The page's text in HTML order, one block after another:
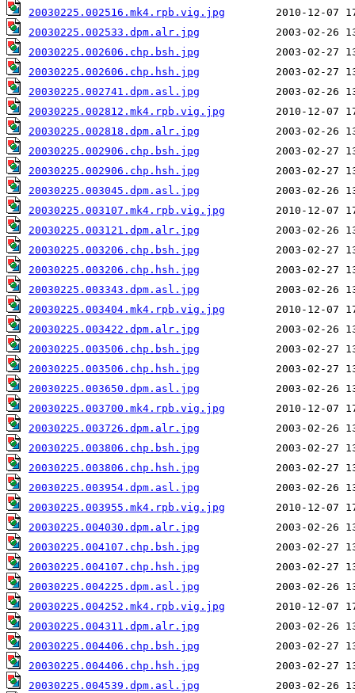
20030225.002516.mk4.rpb.vig.jpg
20030225.002533.dpm.alr.jpg
20030225.002606.chp.bsh.jpg
20030225.002606.chp.hsh.jpg
20030225.002741.dpm.asl.jpg
20030225.002812.mk4.rpb.vig.jpg
20030225.002818.dpm.alr.jpg
20030225.002906.chp.bsh.jpg
20030225.002906.chp.hsh.jpg
20030225.003045.dpm.asl.jpg
20030225.003107.mk4.rpb.vig.jpg
20030225.003121.dpm.alr.jpg
20030225.003206.chp.bsh.jpg
20030225.003206.chp.hsh.jpg
20030225.003343.dpm.asl.jpg
20030225.003404.mk4.rpb.vig.jpg
20030225.003422.dpm.alr.jpg
20030225.003506.chp.bsh.jpg
20030225.003506.chp.hsh.jpg
20030225.003650.dpm.asl.jpg
20030225.003700.mk4.rpb.vig.jpg
20030225.003726.dpm.alr.jpg
20030225.003806.chp.bsh.jpg
20030225.003806.chp.hsh.jpg
20030225.003954.dpm.asl.jpg
20030225.003955.mk4.rpb.vig.jpg
20030225.004030.dpm.alr.jpg
20030225.004107.chp.bsh.jpg
20030225.004107.chp.hsh.jpg
20030225.004225.dpm.asl.jpg
20030225.004252.mk4.rpb.vig.jpg
20030225.004311.dpm.alr.jpg
20030225.004406.chp.bsh.jpg
20030225.004406.chp.hsh.jpg
20030225.004539.dpm.asl.jpg